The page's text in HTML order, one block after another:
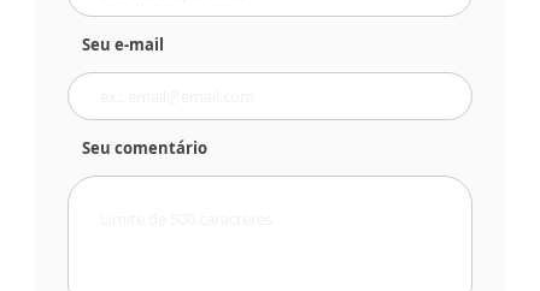
Seu e-mail
Seu comentário